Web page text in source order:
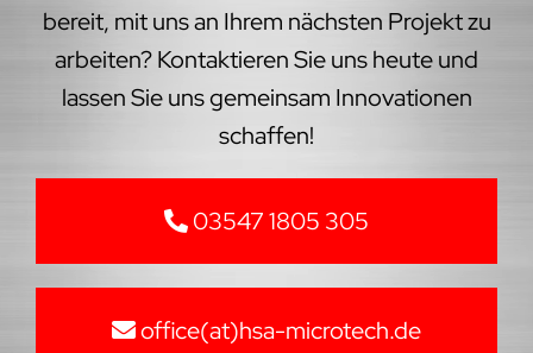
bereit, mit uns an Ihrem nächsten Projekt zu
arbeiten? Kontaktieren Sie uns heute und
lassen Sie uns gemeinsam Innovationen
schaffen!
03547 1805 305
office(at)hsa-microtech.de